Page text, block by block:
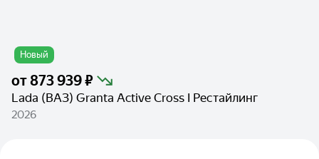
Новый
от873 939 ₽
Lada (ВАЗ) Granta Active Cross I Рестайлинг
2026